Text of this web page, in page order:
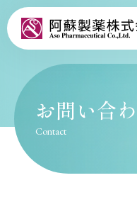
阿蘇製薬
お問い合
Contact